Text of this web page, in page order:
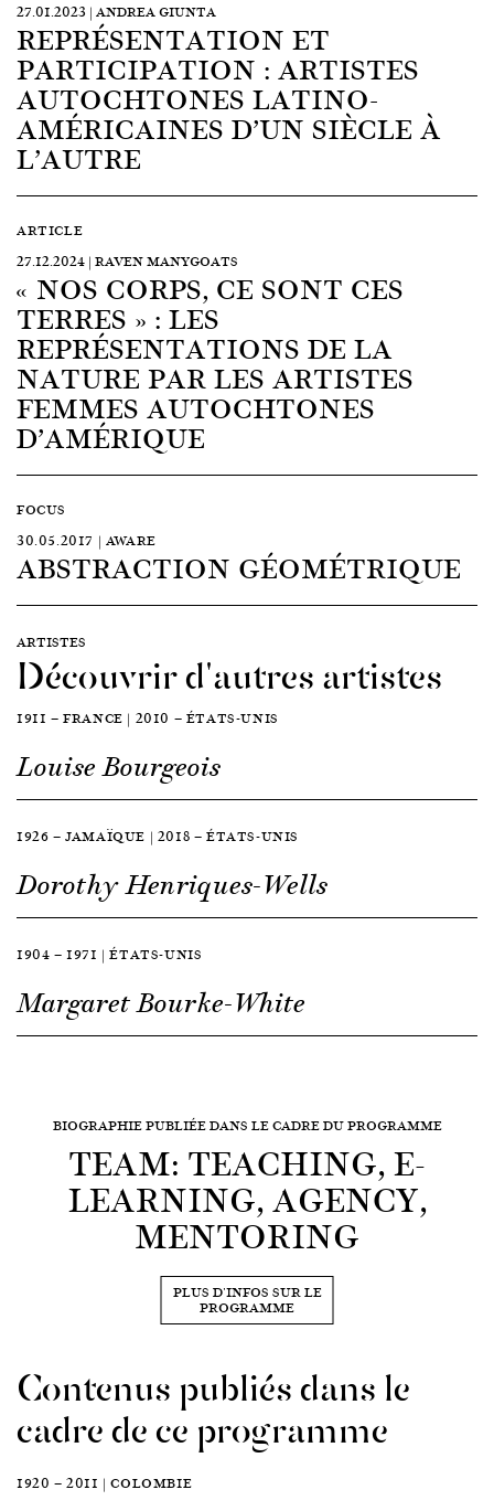
27.01.2023 | ANDREA GIUNTA
REPRÉSENTATION ET
PARTICIPATION : ARTISTES
AUTOCHTONES LATINO-
AMÉRICAINES D’UN SIÈCLE À
L’AUTRE
ARTICLE
27.12.2024 | RAVEN MANYGOATS
« NOS CORPS, CE SONT CES
TERRES » : LES
REPRÉSENTATIONS DE LA
NATURE PAR LES ARTISTES
FEMMES AUTOCHTONES
D’AMÉRIQUE
FOCUS
30.05.2017 | AWARE
ABSTRACTION GÉOMÉTRIQUE
ARTISTES
Découvrir d'autres artistes
1911 — FRANCE | 2010 — ÉTATS-UNIS
Louise Bourgeois
1926 — JAMAÏQUE | 2018 — ÉTATS-UNIS
Dorothy Henriques-Wells
1904 — 1971 | ÉTATS-UNIS
Margaret Bourke-White
BIOGRAPHIE PUBLIÉE DANS LE CADRE DU PROGRAMME
TEAM: TEACHING, E-
LEARNING, AGENCY,
MENTORING
PLUS D'INFOS SUR LE
PROGRAMME
Contenus publiés dans le
cadre de ce programme
1920 — 2011 | COLOMBIE